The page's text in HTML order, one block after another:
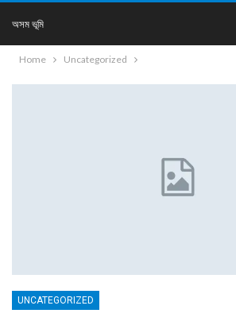
অসম ভূমি
Home Uncategorized
UNCATEGORIZED